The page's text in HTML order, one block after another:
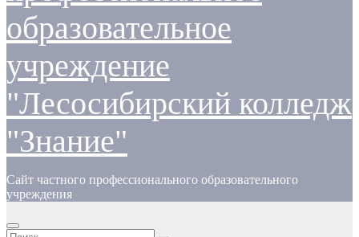
образовательное
учреждение
"Лесосибирский колледж
"Знание"
Сайт частного профессионального образовательного
учреждения